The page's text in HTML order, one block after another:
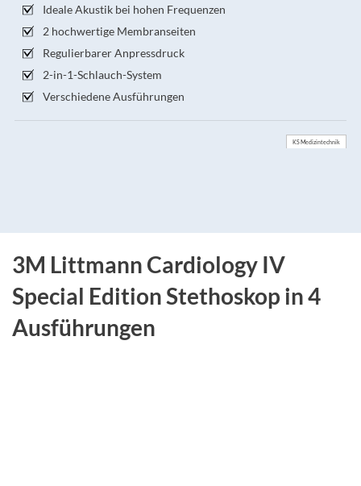
Ideale Akustik bei hohen Frequenzen
2 hochwertige Membranseiten
Regulierbarer Anpressdruck
2-in-1-Schlauch-System
Verschiedene Ausführungen
KS Medizintechnik
3M Littmann Cardiology IV
Special Edition Stethoskop in 4
Ausführungen